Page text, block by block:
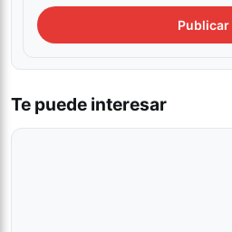
Te puede interesar